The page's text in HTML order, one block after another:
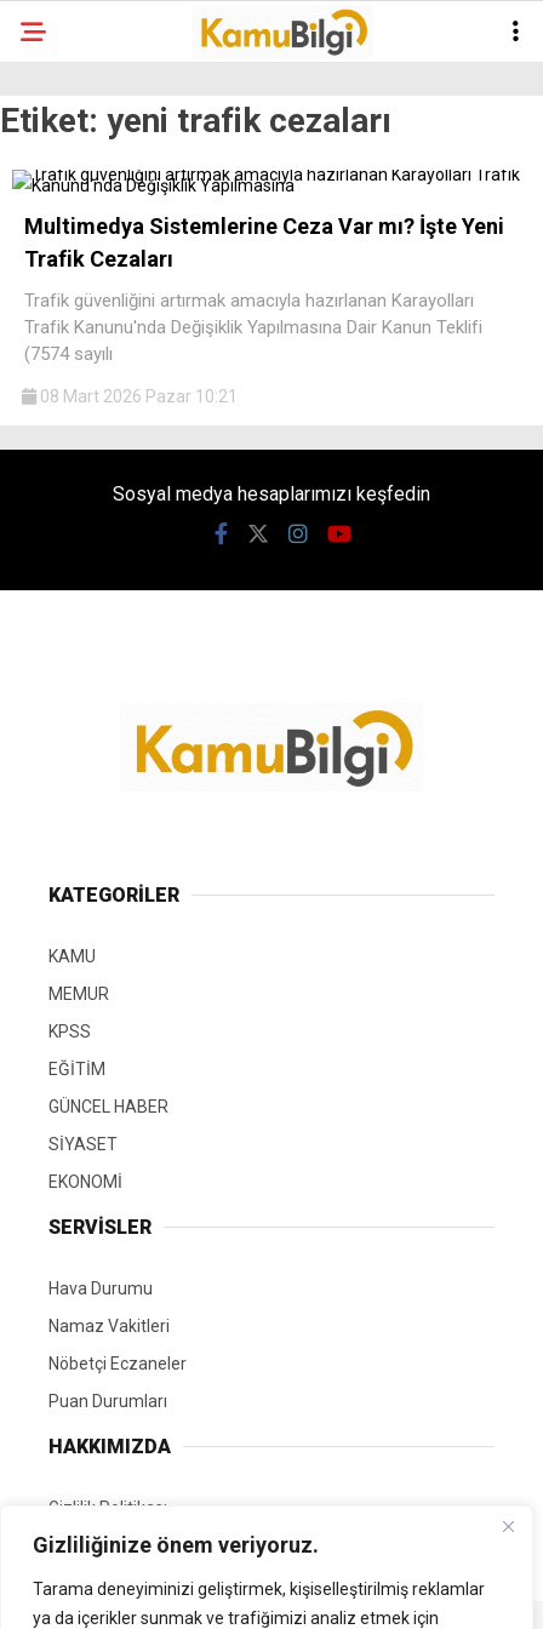
Gizliliğinize önem veriyoruz.
Tarama deneyiminizi geliştirmek, kişiselleştirilmiş reklamlar
ya da içerikler sunmak ve trafiğimizi analiz etmek için
Etiket: yeni trafik cezaları
Multimedya Sistemlerine Ceza Var mı? İşte Yeni
Trafik Cezaları
Trafik güvenliğini artırmak amacıyla hazırlanan Karayolları
Trafik Kanunu'nda Değişiklik Yapılmasına Dair Kanun Teklifi
(7574 sayılı
08 Mart 2026 Pazar 10:21
Sosyal medya hesaplarımızı keşfedin
KATEGORİLER
KAMU
MEMUR
KPSS
EĞİTİM
GÜNCEL HABER
SİYASET
EKONOMİ
SERVİSLER
Hava Durumu
Namaz Vakitleri
Nöbetçi Eczaneler
Puan Durumları
HAKKIMIZDA
Gizlilik Politikası
GÖNÜLLÜ EDİTÖRÜMÜZ OL